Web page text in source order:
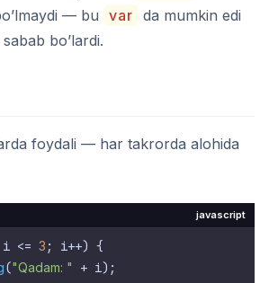
— bu var da mumkin edi
bo’lardi.
foydali — har takrorda alohida
javascript
<= 3 ; i++) {
("Qadam: "
+ i);